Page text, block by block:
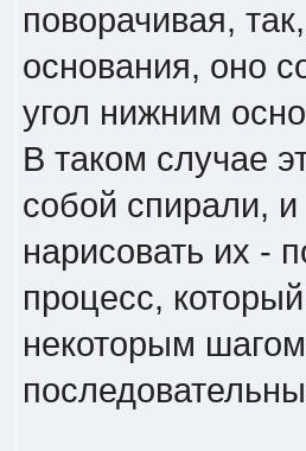
поворачивая,
основания, оно
угол нижним
В таком случае
собой спирали,
нарисовать их -
процесс,
некоторым